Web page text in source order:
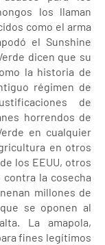
los llaman
como el arma
el Sunshine
dicen que su
la historia de
régimen de
de
horrendos de
en cualquier
en otros
los EEUU, otros
la cosecha
millones de
se oponen al
La amapola,
fines legítimos